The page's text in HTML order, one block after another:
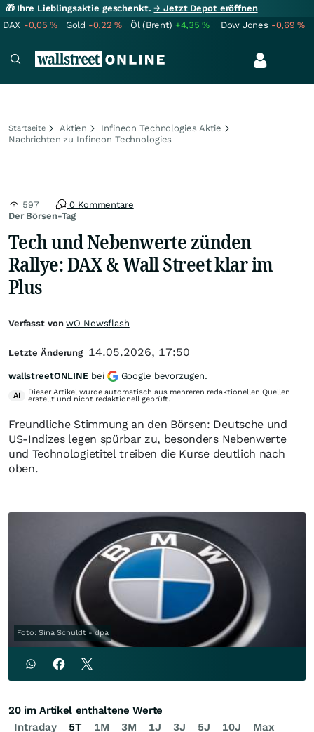
🎁 Ihre Lieblingsaktie geschenkt.→ Jetzt Depot eröffnen
DAX -0,05% Gold -0,22% Öl (Brent) +4,35% Dow Jones -0,69%
Startseite Aktien
Infineon Technologies Aktie
Nachrichten zu Infineon Technologies
Der Börsen-Tag
597 0 Kommentare
Tech und Nebenwerte zünden
Rallye: DAX & Wall Street klar im
Plus
Freundliche Stimmung an den Börsen: Deutsche und
US-Indizes legen spürbar zu, besonders Nebenwerte
und Technologietitel treiben die Kurse deutlich nach
oben.
Foto: Sina Schuldt - dpa
Verfasst vonwO Newsflash
Letzte Änderung 14.05.2026, 17:50
wallstreetONLINE bei Google bevorzugen.
AI Dieser Artikel wurde automatisch aus mehreren redaktionellen Quellen
erstellt und nicht redaktionell geprüft.
Intraday 5T 1M 3M 1J 3J 5J 10J Max
20 im Artikel enthaltene Werte